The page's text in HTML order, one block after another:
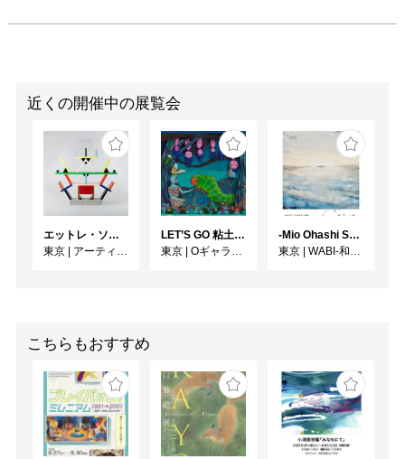
近くの開催中の展覧会
エットレ・ソットサス —魔法がはじまるとき、デザインは生まれる
東京
アーティゾン美術館
LET’S GO 粘土（クレイ）ジ−
東京
Oギャラリー
-Mio Ohashi Solo Exhibition - 大橋 澪 作品展 -
東京
WABI-和・美-
こちらもおすすめ